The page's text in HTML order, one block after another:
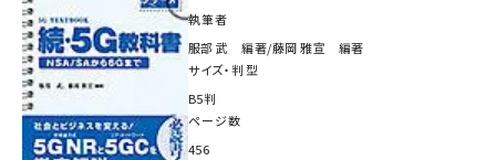
執筆者
服部 武 編著/藤岡 雅宣 編著
サイズ・判型
B5判
ページ数
456